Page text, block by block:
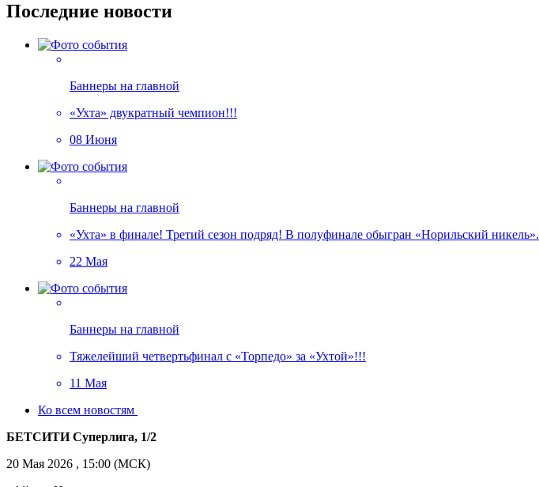
Последние новости
Баннеры на главной
«Ухта» двукратный чемпион!!!
08 Июня
Баннеры на главной
«Ухта» в финале! Третий сезон подряд! В полуфинале обыгран «Норильский никель».
22 Мая
Баннеры на главной
Тяжелейший четвертьфинал с «Торпедо» за «Ухтой»!!!
11 Мая
Ко всем новостям
БЕТСИТИ Суперлига, 1/2
20 Мая 2026 , 15:00 (МСК)